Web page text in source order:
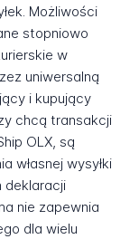
Możliwości
stopniowo
w
uniwersalną
i kupujący
chcą transakcji
OLX, są
własnej wysyłki
deklaracji
nie zapewnia
dla wielu